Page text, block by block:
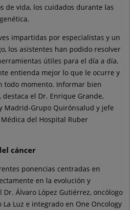
de vida, los cuidados durante las
impartidas por especialistas y un
los asistentes han podido resolver
útiles para el día a día.
entienda mejor lo que le ocurre y
todo momento. Informar bien
el Dr. Enrique Grande,
Madrid-Grupo Quirónsalud y jefe
del Hospital Ruber
cáncer
ponencias centradas en
en la evolución y
Álvaro López Gutiérrez, oncólogo
Luz e integrado en One Oncology